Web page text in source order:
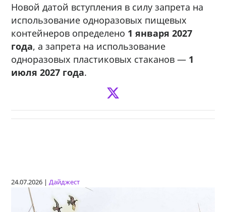
Новой датой вступления в силу запрета на
использование одноразовых пищевых
контейнеров определено 1 января 2027
года, а запрета на использование
одноразовых пластиковых стаканов — 1
июля 2027 года.
24.07.2026 |Дайджест